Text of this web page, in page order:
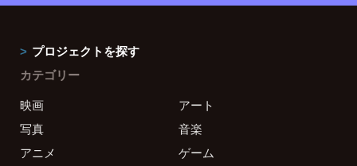
プロジェクトを探す
カテゴリー
映画
アート
写真
音楽
アニメ
ゲーム